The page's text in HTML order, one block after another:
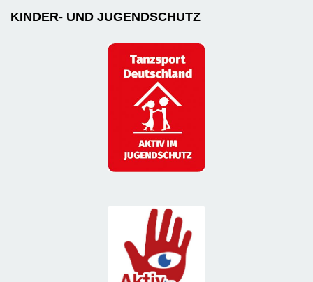
KINDER- UND JUGENDSCHUTZ